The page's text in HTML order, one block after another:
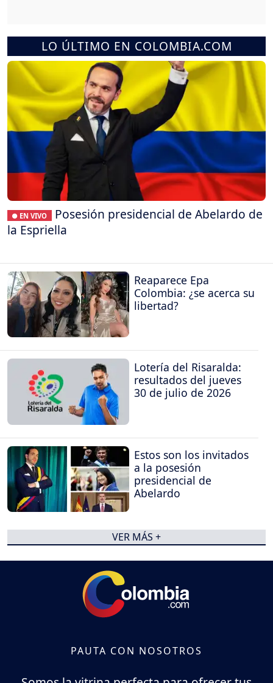
LO ÚLTIMO EN COLOMBIA.COM
● EN VIVO
Posesión presidencial de Abelardo de
la Espriella
Reaparece Epa
Colombia: ¿se acerca su
libertad?
Lotería del Risaralda:
resultados del jueves
30 de julio de 2026
Estos son los invitados
a la posesión
presidencial de
Abelardo
VER MÁS +
PAUTA CON NOSOTROS